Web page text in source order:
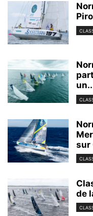
sur
de